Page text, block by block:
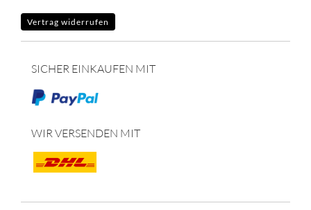
Vertrag widerrufen
SICHER EINKAUFEN MIT
WIR VERSENDEN MIT